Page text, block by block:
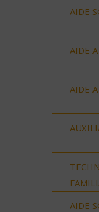
AIDE
AIDE
AIDE
AIDE